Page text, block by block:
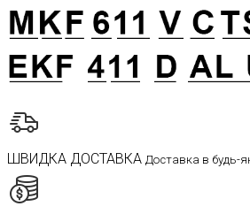
ШВИДКА ДОСТАВКА Доставка в будь-